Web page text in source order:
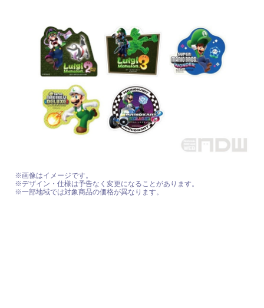
※画像はイメージです。
※デザイン・仕様は予告なく変更になることがあります。
※一部地域では対象商品の価格が異なります。